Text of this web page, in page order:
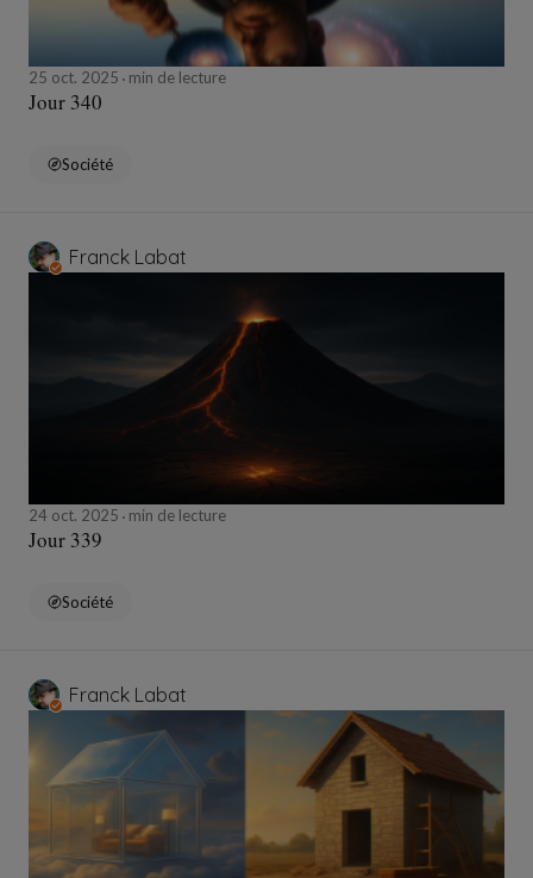
25 oct. 2025 min de lecture
Jour 340
Société
Franck Labat
24 oct. 2025 min de lecture
Jour 339
Société
Franck Labat